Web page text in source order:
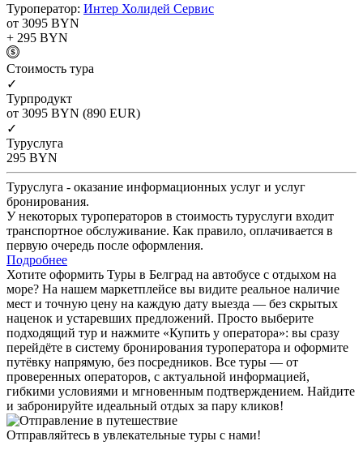
Туроператор: Интер Холидей Сервис
от 3095 BYN
+ 295 BYN
Cтоимость тура
✓
Турпродукт
от 3095 BYN (890 EUR)
✓
Туруслуга
295 BYN
Туруслуга - оказание информационных услуг и услуг
бронирования.
У некоторых туроператоров в стоимость туруслуги входит
транспортное обслуживание. Как правило, оплачивается в
первую очередь после оформления.
Подробнее
Хотите оформить Туры в Белград на автобусе с отдыхом на
море? На нашем маркетплейсе вы видите реальное наличие
мест и точную цену на каждую дату выезда — без скрытых
наценок и устаревших предложений. Просто выберите
подходящий тур и нажмите «Купить у оператора»: вы сразу
перейдёте в систему бронирования туроператора и оформите
путёвку напрямую, без посредников. Все туры — от
проверенных операторов, с актуальной информацией,
гибкими условиями и мгновенным подтверждением. Найдите
и забронируйте идеальный отдых за пару кликов!
Отправляйтесь в увлекательные туры с нами!